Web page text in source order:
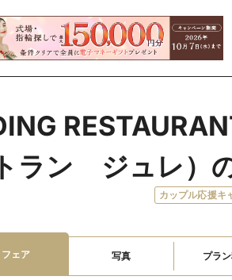
トラン　ジュレ）
カップル応援キ
フェア 写真 プラ